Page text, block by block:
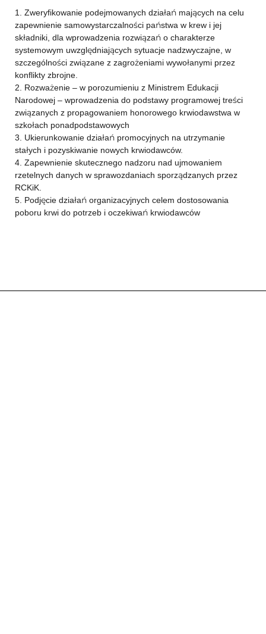
1. Zweryfikowanie podejmowanych działań mających na celu
zapewnienie samowystarczalności państwa w krew i jej
składniki, dla wprowadzenia rozwiązań o charakterze
systemowym uwzględniających sytuacje nadzwyczajne, w
szczególności związane z zagrożeniami wywołanymi przez
konflikty zbrojne.
2. Rozważenie – w porozumieniu z Ministrem Edukacji
Narodowej – wprowadzenia do podstawy programowej treści
związanych z propagowaniem honorowego krwiodawstwa w
szkołach ponadpodstawowych
3. Ukierunkowanie działań promocyjnych na utrzymanie
stałych i pozyskiwanie nowych krwiodawców.
4. Zapewnienie skutecznego nadzoru nad ujmowaniem
rzetelnych danych w sprawozdaniach sporządzanych przez
RCKiK.
5. Podjęcie działań organizacyjnych celem dostosowania
poboru krwi do potrzeb i oczekiwań krwiodawców